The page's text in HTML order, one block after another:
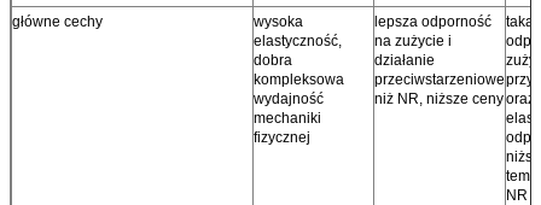
główne cechy
wysoka
elastyczność,
dobra
kompleksowa
wydajność
mechaniki
fizycznej
lepsza odporność
na zużycie i
działanie
przeciwstarzeniowe
niż NR, niższe ceny
taka
oraz
NR